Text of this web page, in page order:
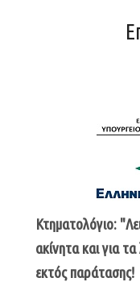
Κτηματολόγιο:
ακίνητα και για
εκτός παράτασης!